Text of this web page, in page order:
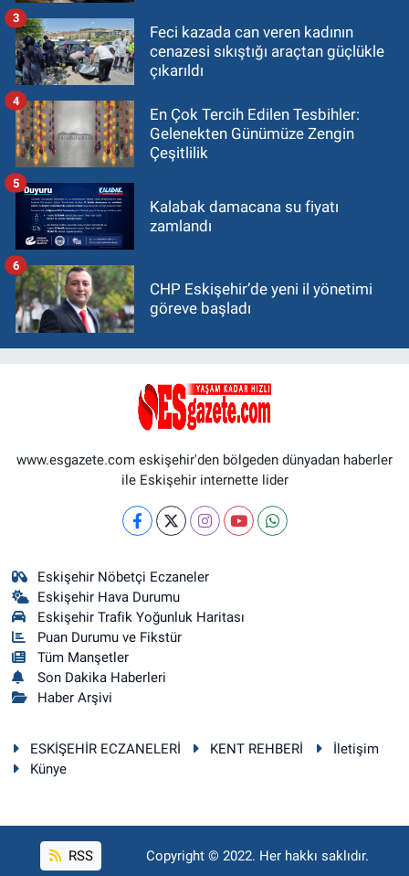
Feci kazada can veren kadının
cenazesi sıkıştığı araçtan güçlükle
çıkarıldı
3
En Çok Tercih Edilen Tesbihler:
Gelenekten Günümüze Zengin
Çeşitlilik
4
Kalabak damacana su fiyatı
zamlandı
5
CHP Eskişehir’de yeni il yönetimi
göreve başladı
6
www.esgazete.com eskişehir'den bölgeden dünyadan haberler
ile Eskişehir internette lider
Eskişehir Nöbetçi Eczaneler
Eskişehir Hava Durumu
Eskişehir Trafik Yoğunluk Haritası
Puan Durumu ve Fikstür
Tüm Manşetler
Son Dakika Haberleri
Haber Arşivi
ESKİŞEHİR ECZANELERİ KENT REHBERİ
İletişim
Künye
RSS Copyright © 2022. Her hakkı saklıdır.